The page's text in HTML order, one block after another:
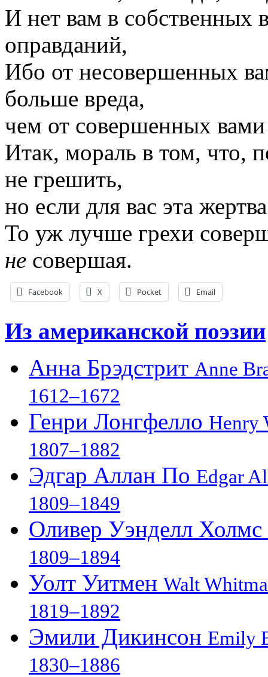
И нет вам в собственных
оправданий,
Ибо от несовершенных
больше вреда,
чем от совершенных
Итак, мораль в том, что,
не грешить,
но если для вас эта
То уж лучше грехи
не совершая.
Facebook X Pocket Email
Из американской поэзии
Анна Брэдстрит Anne
1612–1672
Генри Лонгфелло Henry
1807–1882
Эдгар Аллан По Edgar
1809–1849
Оливер Уэнделл Холмс
1809–1894
Уолт Уитмен Walt
1819–1892
Эмили Дикинсон Emily
1830–1886